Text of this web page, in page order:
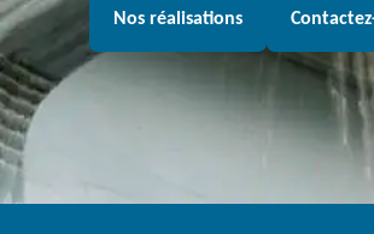
Nos réalisations